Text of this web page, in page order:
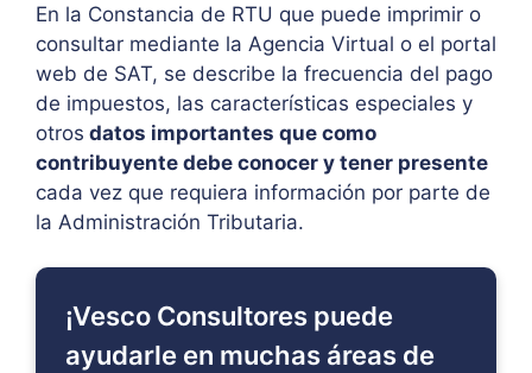
En la Constancia de RTU que puede imprimir o
consultar mediante la Agencia Virtual o el portal
web de SAT, se describe la frecuencia del pago
de impuestos, las características especiales y
otros datos importantes que como
contribuyente debe conocer y tener presente
cada vez que requiera información por parte de
la Administración Tributaria.
¡Vesco Consultores puede
ayudarle en muchas áreas de